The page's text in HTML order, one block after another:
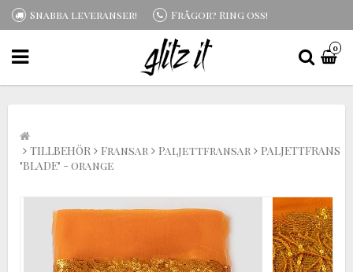
Snabba leveranser! Frågor? Ring oss!
0
TILLBEHÖR Fransar Paljettfransar
PALJETTFRANS
"BLADE" - orange